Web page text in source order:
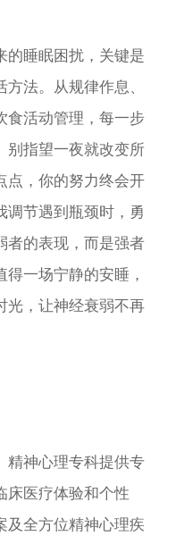
睡眠困扰，关键是
法。从规律作息、
食活动管理，每一步
别指望一夜就改变所
点，你的努力终会开
调节遇到瓶颈时，勇
的表现，而是强者
一场宁静的安睡，
光，让神经衰弱不再
精神心理专科提供专
床医疗体验和个性
及全方位精神心理疾